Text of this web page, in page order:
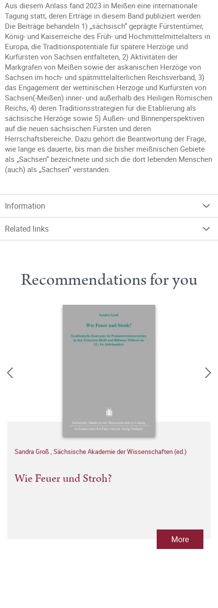
Aus diesem Anlass fand 2023 in Meißen eine internationale
Tagung statt, deren Erträge in diesem Band publiziert werden.
Die Beiträge behandeln 1) „sächsisch“ geprägte Fürstentümer,
König- und Kaiserreiche des Früh- und Hochmittelmittelalters in
Europa, die Traditionspotentiale für spätere Herzöge und
Kurfürsten von Sachsen entfalteten, 2) Aktivitäten der
Markgrafen von Meißen sowie der askanischen Herzöge von
Sachsen im hoch- und spätmittelalterlichen Reichsverband, 3)
das Engagement der wettinischen Herzöge und Kurfürsten von
Sachsen(-Meißen) inner- und außerhalb des Heiligen Römischen
Reichs, 4) deren Traditionsstrategien für die Etablierung als
sächsische Herzöge sowie 5) Außen- und Binnenperspektiven
auf die neuen sächsischen Fürsten und deren
Herrschaftsbereiche. Dazu gehört die Beantwortung der Frage,
wie lange es dauerte, bis man die bisher meißnischen Gebiete
als „Sachsen“ bezeichnete und sich die dort lebenden Menschen
(auch) als „Sachsen“ verstanden.
Information
Related links
Recommendations for you
Sandra Groß , Sächsische Akademie der Wissenschaften (ed.)
Wie Feuer und Stroh?
More